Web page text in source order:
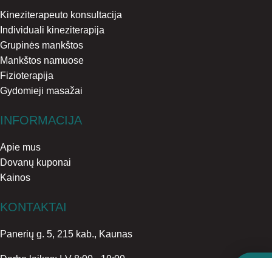
Kineziterapeuto konsultacija
Individuali kineziterapija
Grupinės mankštos
Mankštos namuose
Fizioterapija
Gydomieji masažai
INFORMACIJA
Apie mus
Dovanų kuponai
Kainos
KONTAKTAI
Panerių g. 5, 215 kab., Kaunas